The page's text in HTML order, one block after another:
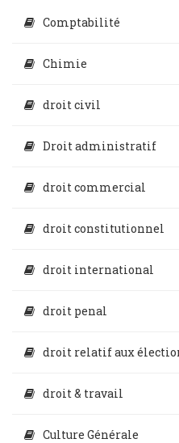
Comptabilité
Chimie
droit civil
Droit administratif
droit commercial
droit constitutionnel
droit international
droit penal
droit relatif aux
droit & travail
Culture Générale